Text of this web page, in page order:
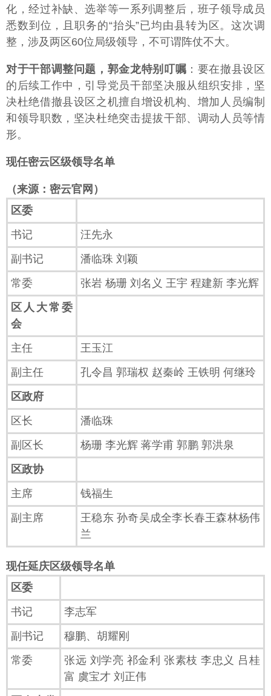
化，经过补缺、选举等一系列调整后，班子领导成员
悉数到位，且职务的“抬头”已均由县转为区。这次调
整，涉及两区60位局级领导，不可谓阵仗不大。
对于干部调整问题，郭金龙特别叮嘱 ：要在撤县设区
的后续工作中，引导党员干部坚决服从组织安排，坚
决杜绝借撤县设区之机擅自增设机构、增加人员编制
和领导职数，坚决杜绝突击提拔干部、调动人员等情
形。
现任密云区级领导名单
（来源：密云官网）
区委
书记
汪先永
副书记
潘临珠 刘颖
常委
张岩 杨珊 刘名义 王宇 程建新 李光辉
区人大常委
会
主任
王玉江
副主任
孔令昌 郭瑞权 赵秦岭 王铁明 何继玲
区政府
区长
潘临珠
副区长
杨珊 李光辉 蒋学甫 郭鹏 郭洪泉
区政协
主席
钱福生
副主席
王稳东 孙奇吴成全李长春王森林杨伟
兰
现任延庆区级领导名单
区委
书记
李志军
副书记
穆鹏、胡耀刚
常委
张远 刘学亮 祁金利 张素枝 李忠义 吕桂
富 虞宝才 刘正伟